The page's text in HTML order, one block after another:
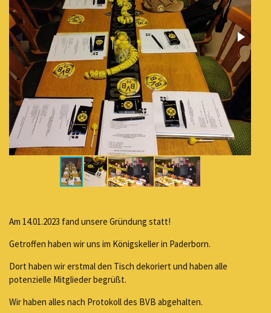
Am 14.01.2023 fand unsere Gründung statt!
Getroffen haben wir uns im Königskeller in Paderborn.
Dort haben wir erstmal den Tisch dekoriert und haben alle
potenzielle Mitglieder begrüßt.
Wir haben alles nach Protokoll des BVB abgehalten.